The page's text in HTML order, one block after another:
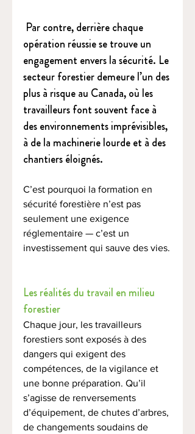
Par contre, derrière chaque
opération réussie se trouve un
engagement envers la sécurité. Le
secteur forestier demeure l’un des
plus à risque au Canada, où les
travailleurs font souvent face à
des environnements imprévisibles,
à de la machinerie lourde et à des
chantiers éloignés.
C’est pourquoi la formation en
sécurité forestière n’est pas
seulement une exigence
réglementaire — c’est un
investissement qui sauve des vies.
Les réalités du travail en milieu
forestier
Chaque jour, les travailleurs
forestiers sont exposés à des
dangers qui exigent des
compétences, de la vigilance et
une bonne préparation. Qu’il
s’agisse de renversements
d’équipement, de chutes d’arbres,
de changements soudains de